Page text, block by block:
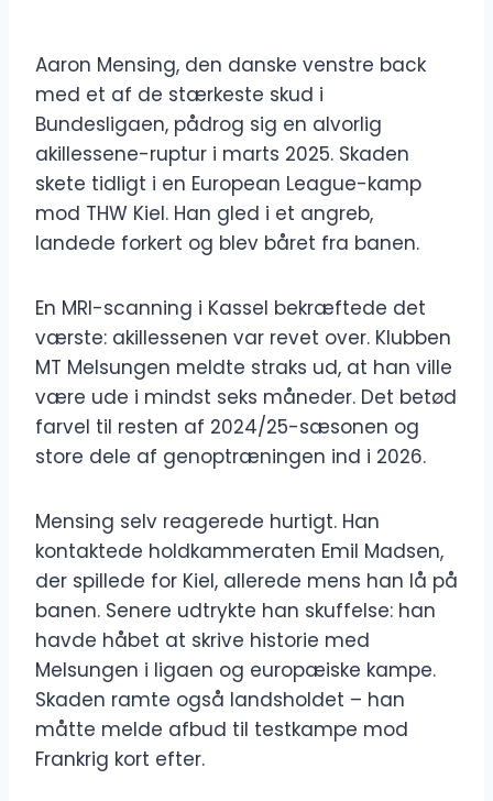
Aaron Mensing, den danske venstre back
med et af de stærkeste skud i
Bundesligaen, pådrog sig en alvorlig
akillessene-ruptur i marts 2025. Skaden
skete tidligt i en European League-kamp
mod THW Kiel. Han gled i et angreb,
landede forkert og blev båret fra banen.
En MRI-scanning i Kassel bekræftede det
værste: akillessenen var revet over. Klubben
MT Melsungen meldte straks ud, at han ville
være ude i mindst seks måneder. Det betød
farvel til resten af 2024/25-sæsonen og
store dele af genoptræningen ind i 2026.
Mensing selv reagerede hurtigt. Han
kontaktede holdkammeraten Emil Madsen,
der spillede for Kiel, allerede mens han lå på
banen. Senere udtrykte han skuffelse: han
havde håbet at skrive historie med
Melsungen i ligaen og europæiske kampe.
Skaden ramte også landsholdet – han
måtte melde afbud til testkampe mod
Frankrig kort efter.